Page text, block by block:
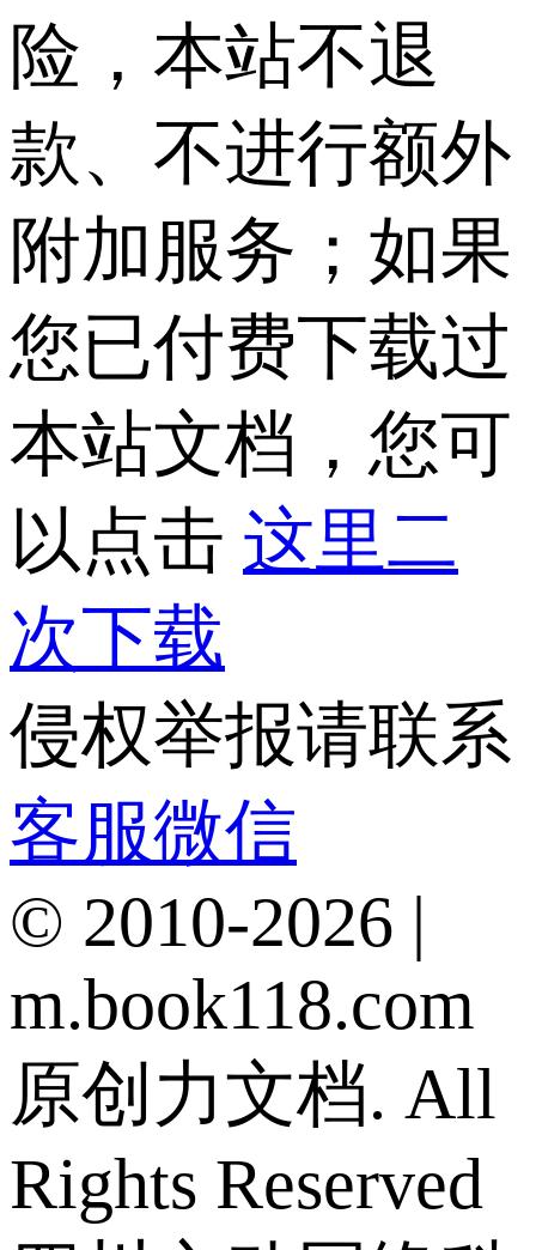
险，本站不退
款、不进行额外
附加服务；如果
您已付费下载过
本站文档，您可
以点击 这里二
次下载
侵权举报请联系
客服微信
© 2010-2026 |
m.book118.com
原创力文档. All
Rights Reserved